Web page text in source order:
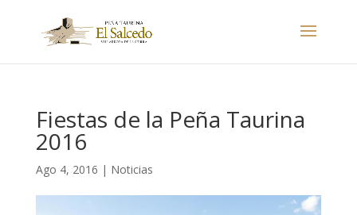
Fiestas de la Peña Taurina
2016
Ago 4, 2016 | Noticias